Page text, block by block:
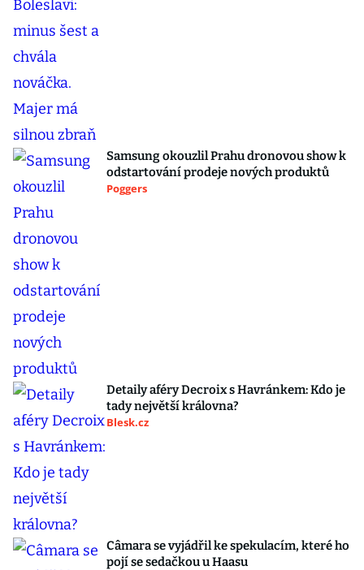
Samsung okouzlil Prahu dronovou show k
odstartování prodeje nových produktů
Poggers
Detaily aféry Decroix s Havránkem: Kdo je
tady největší královna?
Blesk.cz
Câmara se vyjádřil ke spekulacím, které ho
pojí se sedačkou u Haasu